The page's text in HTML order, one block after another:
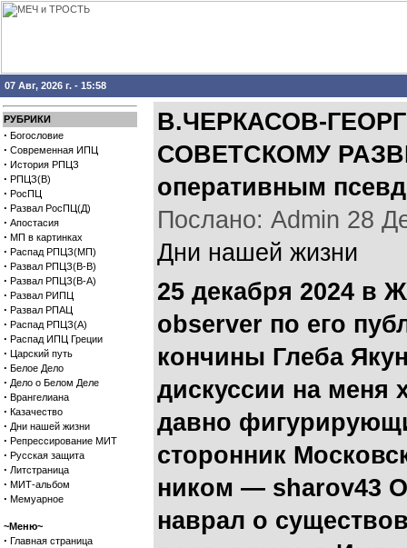
07 Авг, 2026 г. - 15:58
РУБРИКИ
· Богословие
· Современная ИПЦ
· История РПЦЗ
· РПЦЗ(В)
· РосПЦ
· Развал РосПЦ(Д)
· Апостасия
· МП в картинках
· Распад РПЦЗ(МП)
· Развал РПЦЗ(В-В)
· Развал РПЦЗ(В-А)
· Развал РИПЦ
· Развал РПАЦ
· Распад РПЦЗ(А)
· Распад ИПЦ Греции
· Царский путь
· Белое Дело
· Дело о Белом Деле
· Врангелиана
· Казачество
· Дни нашей жизни
· Репрессирование МИТ
· Русская защита
· Литстраница
· МИТ-альбом
· Мемуарное
~Меню~
· Главная страница
В.ЧЕРКАСОВ-
СОВЕТСКОМУ
оперативным
Послано: Admin 28
Дни нашей жизни
25 декабря 2024
observer по его
кончины Глеба
дискуссии на меня
давно
сторонник
ником — sharov43
наврал о